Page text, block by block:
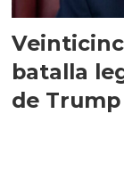
batalla
de